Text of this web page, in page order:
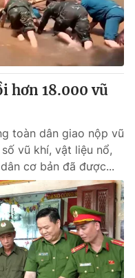
hơn 18.000 vũ
toàn dân giao nộp vũ
vũ khí, vật liệu nổ,
cơ bản đã được...